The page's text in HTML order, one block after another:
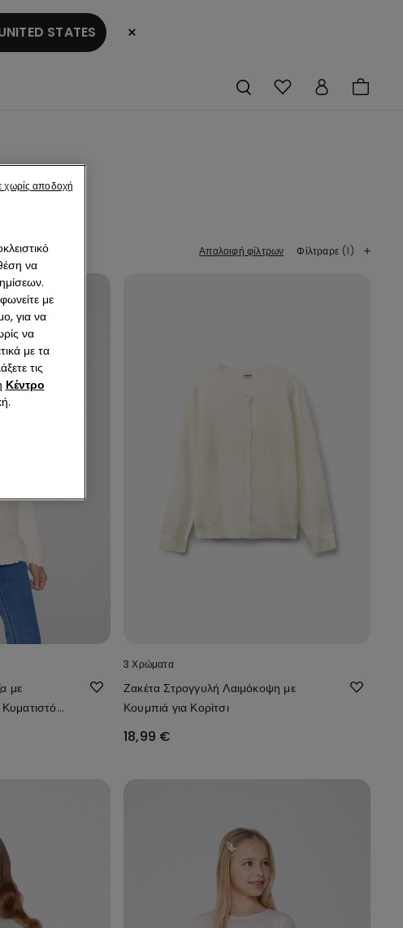
STATES ×
Απαλοιφή φίλτρων Φίλτραρε (1)
με
3 Χρώματα
Ζακέτα Στρογγυλή Λαιμόκοψη με
Κουμπιά για Κορίτσι
18,99 €
να
με
για να
να
με τα
τις
Κέντρο
χωρίς αποδοχή